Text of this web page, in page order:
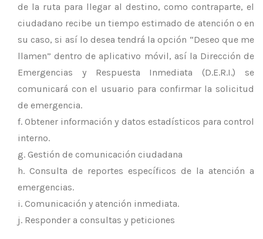
de la ruta para llegar al destino, como contraparte, el
ciudadano recibe un tiempo estimado de atención o en
su caso, si así lo desea tendrá la opción “Deseo que me
llamen” dentro de aplicativo móvil, así la Dirección de
Emergencias y Respuesta Inmediata (D.E.R.I.) se
comunicará con el usuario para confirmar la solicitud
de emergencia.
Obtener información y datos estadísticos para control
interno.
Gestión de comunicación ciudadana
Consulta de reportes específicos de la atención a
emergencias.
Comunicación y atención inmediata.
Responder a consultas y peticiones